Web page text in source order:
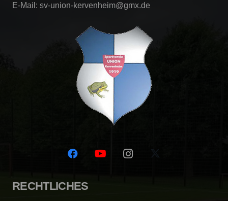
E-Mail: sv-union-kervenheim@gmx.de
RECHTLICHES